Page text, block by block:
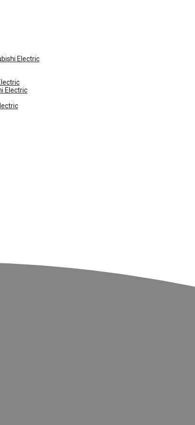
Electric
Electric